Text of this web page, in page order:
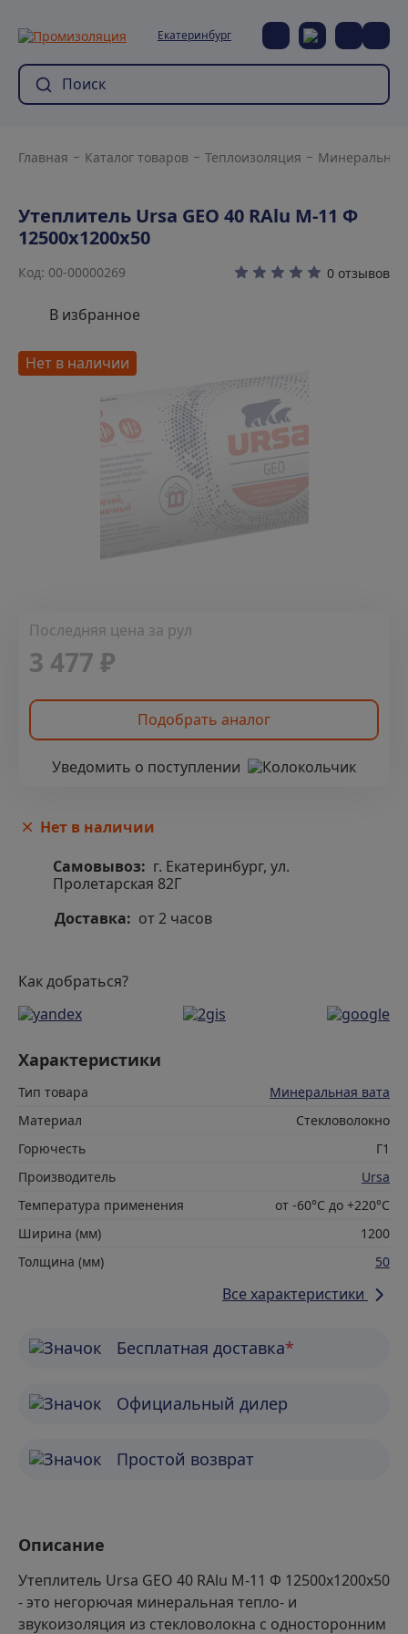
Екатеринбург
Главная Каталог товаров Теплоизоляция Минеральная
Утеплитель Ursa GEO 40 RAlu М-11 Ф
12500х1200х50
Код: 00-00000269 0 отзывов
В избранное
Нет в наличии
Последняя цена за рул
3 477 ₽
Подобрать аналог
Уведомить о поступлении
Нет в наличии
Самовывоз: г. Екатеринбург, ул.
Пролетарская 82Г
Доставка: от 2 часов
Как добраться?
Характеристики
Тип товара
Минеральная вата
Материал
Стекловолокно
Горючесть
Г1
Производитель
Ursa
Температура применения
от -60°С до +220°С
Ширина (мм)
1200
Толщина (мм)
50
Все характеристики
Бесплатная доставка*
Официальный дилер
Простой возврат
Описание
Утеплитель Ursa GEO 40 RAlu М-11 Ф 12500х1200х50
- это негорючая минеральная тепло- и
звукоизоляция из стекловолокна с односторонним